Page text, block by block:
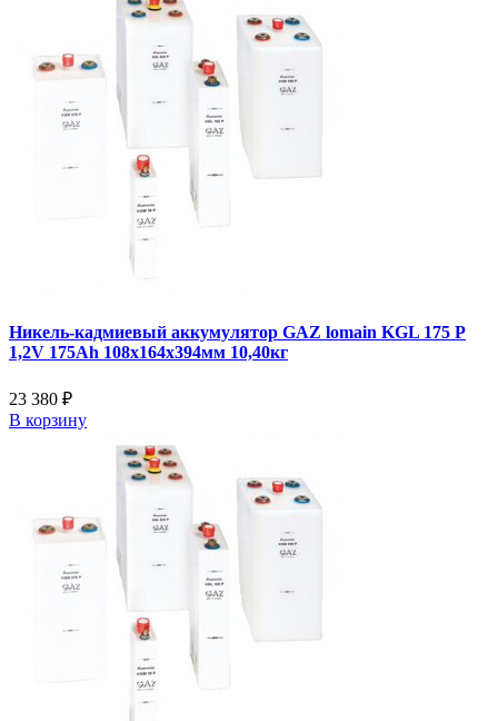
Никель-кадмиевый аккумулятор GAZ lomain KGL 175 P
1,2V 175Ah 108x164x394мм 10,40кг
23 380 ₽
В корзину